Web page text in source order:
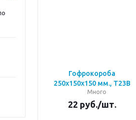
Гофрокороба
250х150х150 мм., Т23В
Много
22 руб./шт.